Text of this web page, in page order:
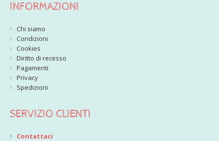
INFORMAZIONI
Chi siamo
Condizioni
Cookies
Diritto di recesso
Pagamenti
Privacy
Spedizioni
SERVIZIO CLIENTI
Contattaci